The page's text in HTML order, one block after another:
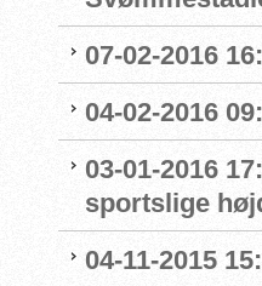
07-02-2016
04-02-2016
03-01-2016
sportslige
04-11-2015